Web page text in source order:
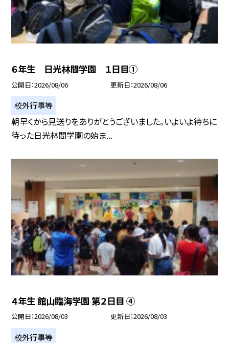
６年生 日光林間学園 １日目①
公開日 2026/08/06 更新日 2026/08/06
校外行事等
朝早くから見送りをありがとうございました。いよいよ待ちに
待った日光林間学園の始ま...
４年生 館山臨海学園 第２日目 ④
公開日 2026/08/03 更新日 2026/08/03
校外行事等